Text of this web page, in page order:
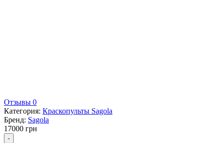
Отзывы 0
Категория: Краскопульты Sagola
Бренд: Sagola
17000 грн
- Количество